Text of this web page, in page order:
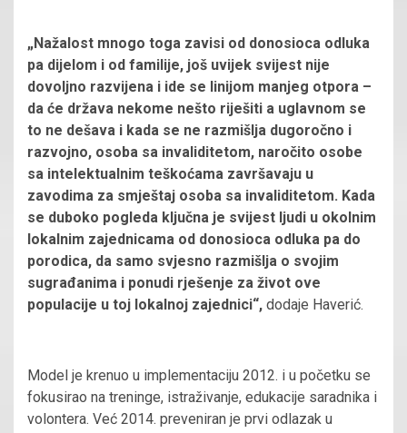
„Nažalost mnogo toga zavisi od donosioca odluka
pa dijelom i od familije, još uvijek svijest nije
dovoljno razvijena i ide se linijom manjeg otpora –
da će država nekome nešto riješiti a uglavnom se
to ne dešava i kada se ne razmišlja dugoročno i
razvojno, osoba sa invaliditetom, naročito osobe
sa intelektualnim teškoćama završavaju u
zavodima za smještaj osoba sa invaliditetom. Kada
se duboko pogleda ključna je svijest ljudi u okolnim
lokalnim zajednicama od donosioca odluka pa do
porodica, da samo svjesno razmišlja o svojim
sugrađanima i ponudi rješenje za život ove
populacije u toj lokalnoj zajednici“, dodaje Haverić.
Model je krenuo u implementaciju 2012. i u početku se
fokusirao na treninge, istraživanje, edukacije saradnika i
volontera. Već 2014. preveniran je prvi odlazak u